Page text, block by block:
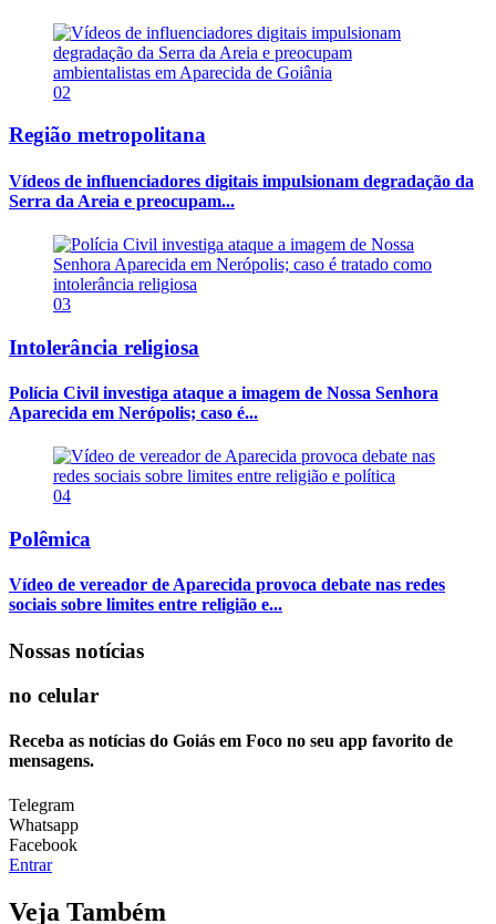
02
Região metropolitana
Vídeos de influenciadores digitais impulsionam degradação da
Serra da Areia e preocupam...
03
Intolerância religiosa
Polícia Civil investiga ataque a imagem de Nossa Senhora
Aparecida em Nerópolis; caso é...
04
Polêmica
Vídeo de vereador de Aparecida provoca debate nas redes
sociais sobre limites entre religião e...
Nossas notícias
no celular
Receba as notícias do Goiás em Foco no seu app favorito de
mensagens.
Telegram
Whatsapp
Facebook
Entrar
Veja Também